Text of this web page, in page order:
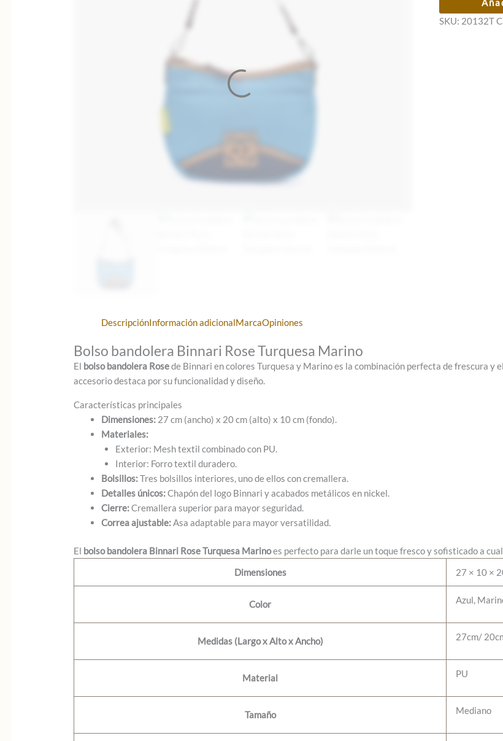
49,00
bandolera
Binnari
SKU: 20132T
DescripciónInformación adicionalMarcaOpiniones
Bolso bandolera Binnari Rose Turquesa Marino
El bolso bandolera Rosede Binnari en colores Turquesa y Marino es la combinación perfecta de frescura y
accesorio destaca por su funcionalidad y diseño.
Características principales
Dimensiones: 27 cm (ancho) x 20 cm (alto) x 10 cm (fondo).
Materiales:
Exterior: Mesh textil combinado con PU.
Interior: Forro textil duradero.
Bolsillos:Tres bolsillos interiores, uno de ellos con cremallera.
Detalles únicos:Chapón del logo Binnari y acabados metálicos en nickel.
Cierre:Cremallera superior para mayor seguridad.
Correa ajustable: Asa adaptable para mayor versatilidad.
El bolso bandolera Binnari Rose Turquesa Marinoes perfecto para darle un toque fresco y sofisticado a
Dimensiones
27 × 10 ×
Color Azul,
Medidas (Largo x Alto x Ancho) 27cm/
Material PU
Tamaño Mediano